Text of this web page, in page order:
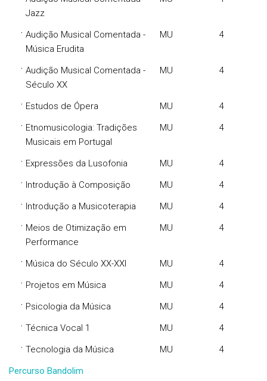
Jazz
· Audição Musical Comentada -
Música Erudita
MU 4
· Audição Musical Comentada -
Século XX
MU 4
· Estudos de Ópera MU 4
· Etnomusicologia: Tradições
Musicais em Portugal
MU 4
· Expressões da Lusofonia MU 4
· Introdução à Composição MU 4
· Introdução a Musicoterapia MU 4
· Meios de Otimização em
Performance
MU 4
· Música do Século XX-XXI MU 4
· Projetos em Música MU 4
· Psicologia da Música MU 4
· Técnica Vocal 1 MU 4
· Tecnologia da Música MU
4
Percurso Bandolim